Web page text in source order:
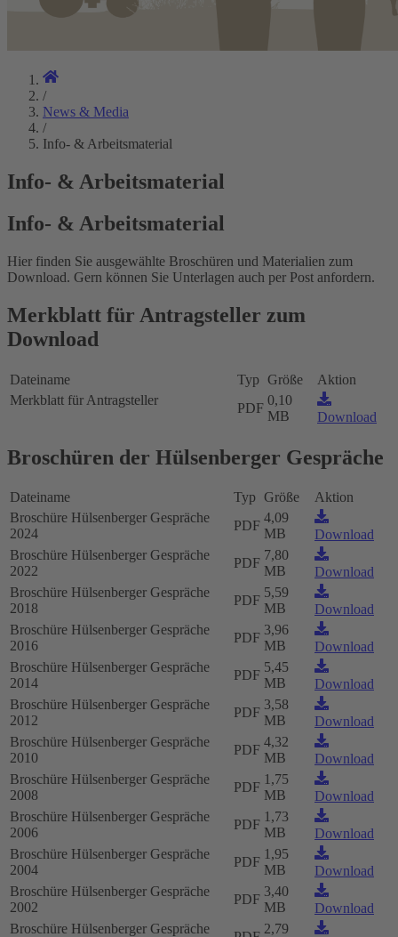
/
News & Media
/
Info- & Arbeitsmaterial
Info- & Arbeitsmaterial
Info- & Arbeitsmaterial
Hier finden Sie ausgewählte Broschüren und Materialien zum
Download. Gern können Sie Unterlagen auch per Post anfordern.
Merkblatt für Antragsteller zum
Download
Dateiname Typ Größe
Aktion
Merkblatt für Antragsteller
PDF
0,10
MB
Download
Broschüren der Hülsenberger Gespräche
Dateiname Typ Größe
Aktion
Broschüre Hülsenberger Gespräche
2024
PDF
4,09
MB
Download
Broschüre Hülsenberger Gespräche
2022
PDF
7,80
MB
Download
Broschüre Hülsenberger Gespräche
2018
PDF
5,59
MB
Download
Broschüre Hülsenberger Gespräche
2016
PDF
3,96
MB
Download
Broschüre Hülsenberger Gespräche
2014
PDF
5,45
MB
Download
Broschüre Hülsenberger Gespräche
2012
PDF
3,58
MB
Download
Broschüre Hülsenberger Gespräche
2010
PDF
4,32
MB
Download
Broschüre Hülsenberger Gespräche
2008
PDF
1,75
MB
Download
Broschüre Hülsenberger Gespräche
2006
PDF
1,73
MB
Download
Broschüre Hülsenberger Gespräche
2004
PDF
1,95
MB
Download
Broschüre Hülsenberger Gespräche
2002
PDF
3,40
MB
Download
Broschüre Hülsenberger Gespräche
2,79